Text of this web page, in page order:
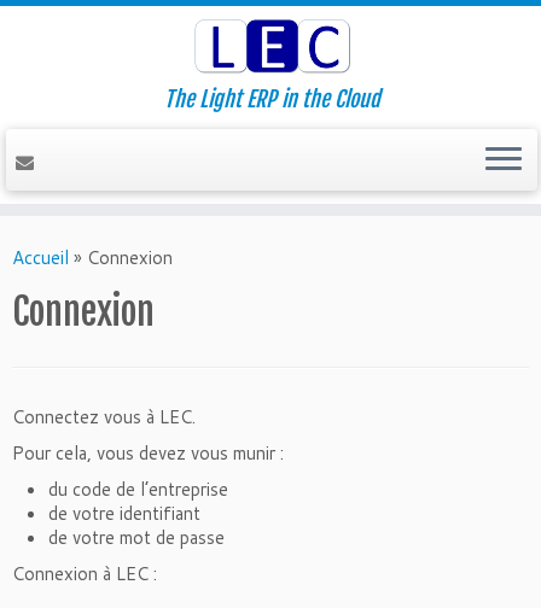
The Light ERP in the Cloud
Accueil » Connexion
Connexion
Connectez vous à LEC.
Pour cela, vous devez vous munir :
du code de l’entreprise
de votre identifiant
de votre mot de passe
Connexion à LEC :